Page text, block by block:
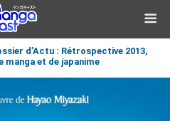
d’Actu : Rétrospective 2013,
manga et de japanime